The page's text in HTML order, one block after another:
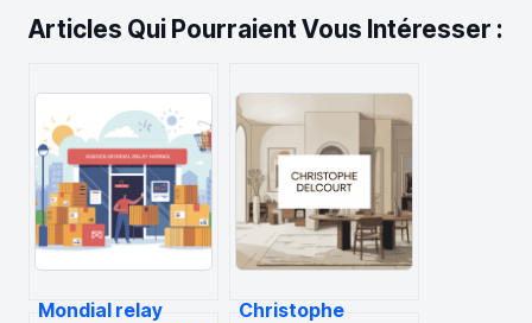
Articles Qui Pourraient Vous Intéresser :
Mondial relay
Christophe